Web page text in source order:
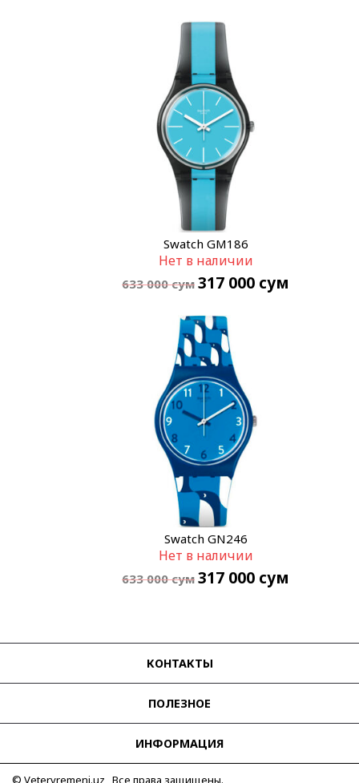
Swatch GM186
Нет в наличии
633 000сум 317 000 сум
Swatch GN246
Нет в наличии
633 000сум 317 000 сум
КОНТАКТЫ
ПОЛЕЗНОЕ
ИНФОРМАЦИЯ
© Vetervremeni.uz Все права защищены.